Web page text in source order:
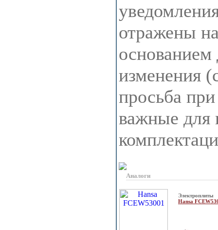
отражены
основанием
изменения
просьба
важные для
Аналоги
Электроплиты
Hansa